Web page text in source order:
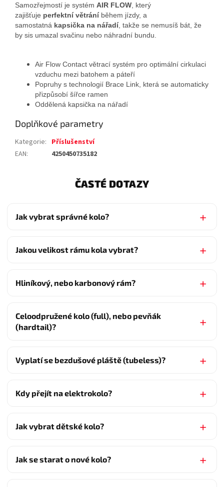
Samozřejmostí je systém AIR FLOW, který
zajišťuje perfektní větráníběhem jízdy, a
samostatná kapsička na nářadí, takže se nemusíš bát, že
by sis umazal svačinu nebo náhradní bundu.
Air Flow Contact větrací systém pro optimální cirkulaci
vzduchu mezi batohem a páteří
Popruhy s technologií Brace Link, která se automaticky
přizpůsobí šířce ramen
Oddělená kapsička na nářadí
Doplňkové parametry
Kategorie: Příslušenství
EAN: 4250450735182
ČASTÉ DOTAZY
Jak vybrat správné kolo?
Jakou velikost rámu kola vybrat?
Hliníkový, nebo karbonový rám?
Celoodpružené kolo (full), nebo pevňák
(hardtail)?
Vyplatí se bezdušové pláště (tubeless)?
Kdy přejít na elektrokolo?
Jak vybrat dětské kolo?
Jak se starat o nové kolo?